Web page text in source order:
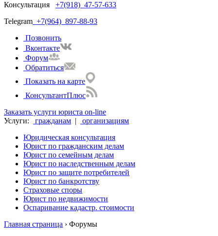
Консультация +7(918) 47-57-633
Telegram +7(964) 897-88-93
Позвонить
Вконтакте
Форум
Обратиться
Показать на карте
КонсультантПлюс
Заказать услуги юриста on-line
Услуги:
гражданам |
организациям
Юридическая консультация
Юрист по гражданским делам
Юрист по семейным делам
Юрист по наследственным делам
Юрист по защите потребителей
Юрист по банкротству
Страховые споры
Юрист по недвижимости
Оспаривание кадастр. стоимости
Главная страница › Форумы